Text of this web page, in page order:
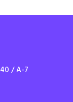
/ A-7